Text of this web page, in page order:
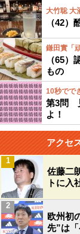
大竹聡 大
（42）
鎌田實「
（65
もの
10秒でで
第3問
よ！
アクセ
佐藤二
トに入
1
欧州初
先”は
2